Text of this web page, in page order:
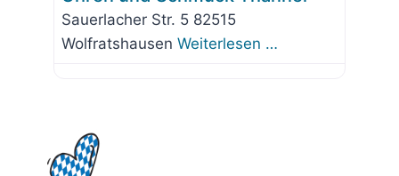
Sauerlacher Str. 5 82515
Wolfratshausen Weiterlesen …